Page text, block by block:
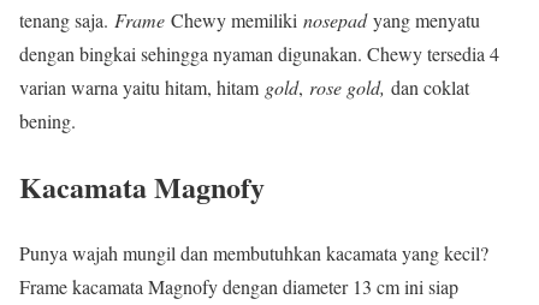
tenang saja. Frame Chewy memiliki nosepadyang menyatu
dengan bingkai sehingga nyaman digunakan. Chewy tersedia 4
varian warna yaitu hitam, hitam gold, rose gold, dan coklat
bening.
Kacamata Magnofy
Punya wajah mungil dan membutuhkan kacamata yang kecil?
Frame kacamata Magnofy dengan diameter 13 cm ini siap